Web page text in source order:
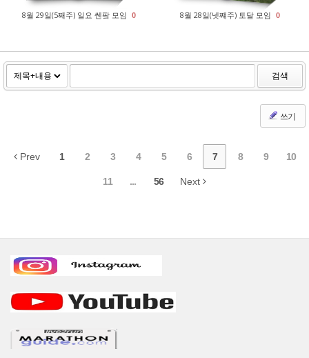
8월 29일(5째주) 일요 쎈팤 모임 0 8월 28일(넷쨰주) 토달 모임 0
검색
쓰기
Prev 1 2 3 4 5 6 7 8 9 10
11 ... 56 Next